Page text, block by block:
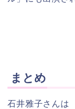
まとめ
石井雅子さんは